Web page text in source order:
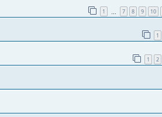
1 7 8 9 10
1
1 2